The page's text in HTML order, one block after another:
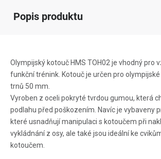
Popis produktu
Olympijský kotouč HMS TOH02 je vhodný pro
funkční trénink. Kotouč je určen pro
trnů 50 mm.
Vyroben z oceli pokryté tvrdou gumou, která
podlahu před poškozením. Navíc je vybaveny
které usnadňují manipulaci s kotoučem při
vykládnání z osy, ale také jsou ideální ke
kotoučem.